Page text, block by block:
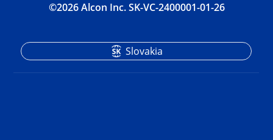
©2026 Alcon Inc. SK-VC-2400001-01-26
Slovakia